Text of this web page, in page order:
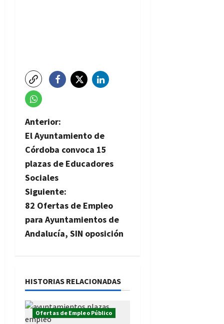
N
a
v
e
g
a
ó
n
Anterior:
El Ayuntamiento de
Córdoba convoca 15
plazas de Educadores
Sociales
Siguiente:
82 Ofertas de Empleo
para Ayuntamientos de
Andalucía, SIN oposición
HISTORIAS RELACIONADAS
Ofertas de Empleo Público